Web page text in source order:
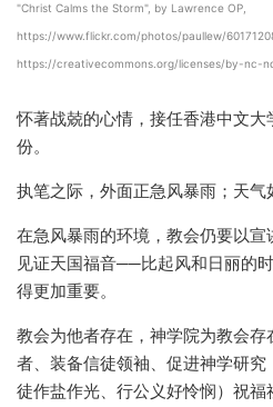
"Christ Calms the Storm", by Lawrence OP,
https://www.flickr.com/photos/paullew/
https://creativecommons.org/licenses/by-nc-
怀著战兢的心情，接任香港中文
份。
执笔之际，外面正急风暴雨；天气
在急风暴雨的环境，教会仍要以宣
见证天国福音──比起风和日丽的
得更加重要。
教会为他者存在，神学院为教会
者、装备信徒领袖、促进神学研
徒作盐作光、行公义好怜悯）祝